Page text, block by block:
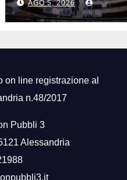
voto a scrutinio
segreto
AGO 5, 2026
line registrazione al
n.48/2017
Pubbli 3
Alessandria